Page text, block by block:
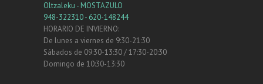
Oltzaleku - MOSTAZULO
948-322310 - 620-148244
HORARIO DE INVIERNO:
De lunes a viernes de 9:30-21:30
Sábados de 09:30-13:30 / 17:30-20:30
Domingo de 10:30-13:30